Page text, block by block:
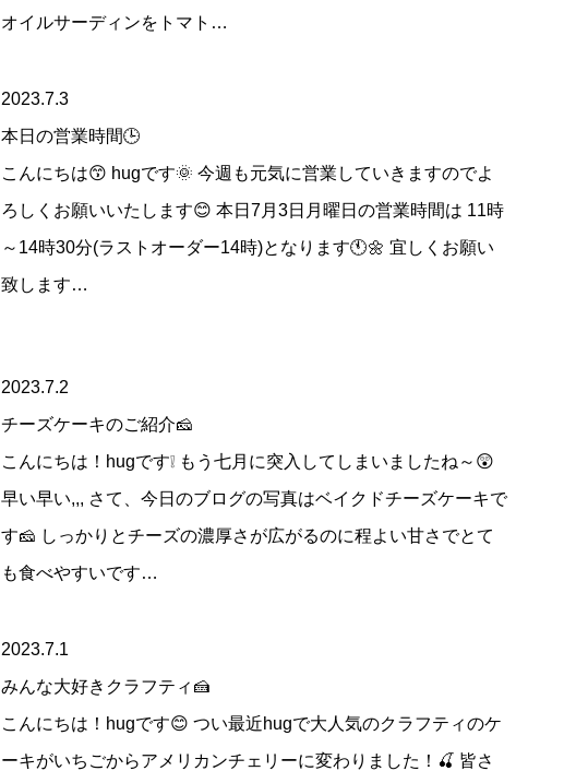
オイルサーディンをトマト…
2023.7.3
本日の営業時間🕒
こんにちは😙 hugです🌞 今週も元気に営業していきますのでよ
ろしくお願いいたします😊 本日7月3日月曜日の営業時間は 11時
～14時30分(ラストオーダー14時)となります🕚🌼 宜しくお願い
致します…
2023.7.2
チーズケーキのご紹介🧀
こんにちは！hugです❕ もう七月に突入してしまいましたね～😲
早い早い,,, さて、今日のブログの写真はベイクドチーズケーキで
す🧀 しっかりとチーズの濃厚さが広がるのに程よい甘さでとて
も食べやすいです…
2023.7.1
みんな大好きクラフティ🍰
こんにちは！hugです😊 つい最近hugで大人気のクラフティのケ
ーキがいちごからアメリカンチェリーに変わりました！🍒 皆さ